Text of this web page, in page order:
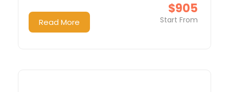
$905
Start From
Read More